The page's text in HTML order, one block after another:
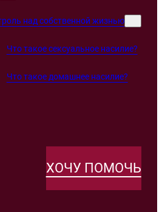
над собственной жизнью
Что такое сексуальное насилие?
Что такое домашнее насилие?
ХОЧУ ПОМОЧЬ